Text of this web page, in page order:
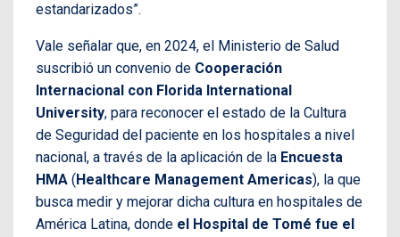
estandarizados”.
Vale señalar que, en 2024, el Ministerio de Salud
suscribió un convenio de Cooperación
Internacional con Florida International
University, para reconocer el estado de la Cultura
de Seguridad del paciente en los hospitales a nivel
nacional, a través de la aplicación de la Encuesta
HMA (Healthcare Management Americas), la que
busca medir y mejorar dicha cultura en hospitales de
América Latina, donde el Hospital de Tomé fue el